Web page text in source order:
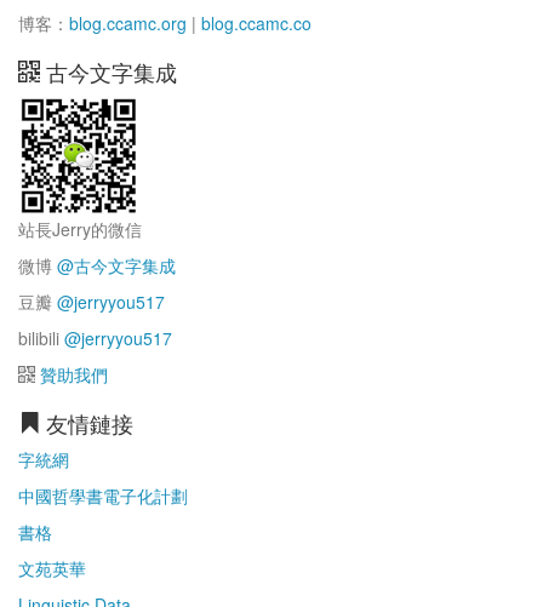
博客： blog.ccamc.org | blog.ccamc.co
古今文字集成
站長Jerry的微信
微博 @古今文字集成
豆瓣 @jerryyou517
bilibili @jerryyou517
贊助我們
友情鏈接
字統網
中國哲學書電子化計劃
書格
文苑英華